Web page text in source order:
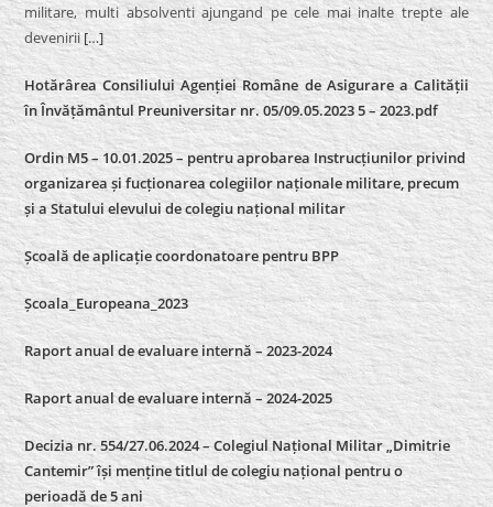
militare, multi absolventi ajungand pe cele mai inalte trepte ale
devenirii […]
Hotărârea Consiliului Agenției Române de Asigurare a Calității
în Învățământul Preuniversitar nr. 05/09.05.2023 5 – 2023.pdf
Ordin M5 – 10.01.2025 – pentru aprobarea Instrucțiunilor privind
organizarea și fucționarea colegiilor naționale militare, precum
și a Statului elevului de colegiu național militar
Școală de aplicație coordonatoare pentru BPP
Școala_Europeana_2023
Raport anual de evaluare internă – 2023-2024
Raport anual de evaluare internă –2024-2025
Decizia nr. 554/27.06.2024 – Colegiul Național Militar „Dimitrie
Cantemir” își menține titlul de colegiu național pentru o
perioadă de 5 ani